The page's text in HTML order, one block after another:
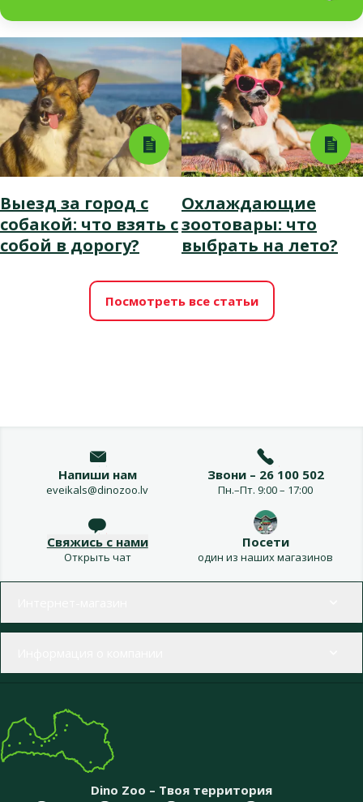
Выезд за город с
собакой: что взять с
собой в дорогу?
Охлаждающие
зоотовары: что
выбрать на лето?
Посмотреть все статьи
Напиши нам
eveikals@dinozoo.lv
Звони – 26 100 502
Пн.–Пт. 9:00 – 17:00
Свяжись с нами
Открыть чат
Посети
один из наших магазинов
Dino Zoo – Твоя территория